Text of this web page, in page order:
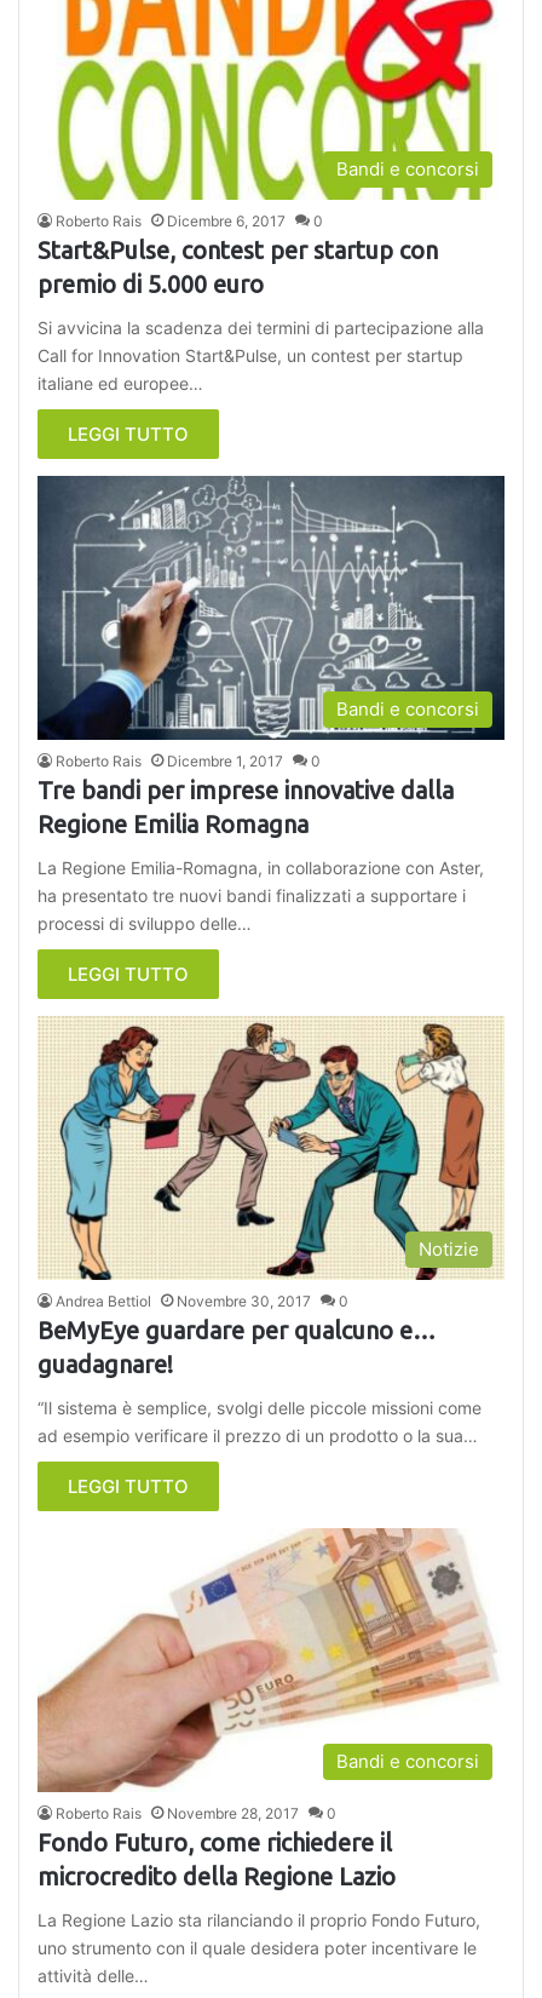
Bandi e concorsi
Roberto Rais Dicembre 6, 2017 0
Start&Pulse, contest per startup con
premio di 5.000 euro
Si avvicina la scadenza dei termini di partecipazione alla
Call for Innovation Start&Pulse, un contest per startup
italiane ed europee…
LEGGI TUTTO
Bandi e concorsi
Roberto Rais Dicembre 1, 2017 0
Tre bandi per imprese innovative dalla
Regione Emilia Romagna
La Regione Emilia-Romagna, in collaborazione con Aster,
ha presentato tre nuovi bandi finalizzati a supportare i
processi di sviluppo delle…
LEGGI TUTTO
Notizie
Andrea Bettiol Novembre 30, 2017 0
BeMyEye guardare per qualcuno e…
guadagnare!
“Il sistema è semplice, svolgi delle piccole missioni come
ad esempio verificare il prezzo di un prodotto o la sua…
LEGGI TUTTO
Bandi e concorsi
Roberto Rais Novembre 28, 2017 0
Fondo Futuro, come richiedere il
microcredito della Regione Lazio
La Regione Lazio sta rilanciando il proprio Fondo Futuro,
uno strumento con il quale desidera poter incentivare le
attività delle…